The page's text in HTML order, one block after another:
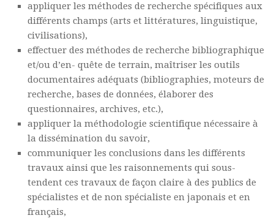
appliquer les méthodes de recherche spécifiques aux
différents champs (arts et littératures, linguistique,
civilisations),
effectuer des méthodes de recherche bibliographique
et/ou d’en- quête de terrain, maîtriser les outils
documentaires adéquats (bibliographies, moteurs de
recherche, bases de données, élaborer des
questionnaires, archives, etc.),
appliquer la méthodologie scientifique nécessaire à
la dissémination du savoir,
communiquer les conclusions dans les différents
travaux ainsi que les raisonnements qui sous-
tendent ces travaux de façon claire à des publics de
spécialistes et de non spécialiste en japonais et en
français,